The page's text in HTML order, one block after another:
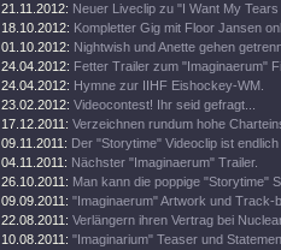
21.11.2012: Neuer Liveclip zu "I Want My
18.10.2012: Kompletter Gig mit Floor Jansen
01.10.2012: Nightwish und Anette gehen
24.04.2012: Fetter Trailer zum "Imaginaerum"
24.04.2012: Hymne zur IIHF Eishockey-WM.
23.02.2012: Videocontest! Ihr seid gefragt...
17.12.2011: Verzeichnen rundum hohe
09.11.2011: Der "Storytime" Videoclip ist endlich
04.11.2011: Nächster "Imaginaerum" Trailer.
26.10.2011: Man kann die poppige "Storytime"
09.09.2011: "Imaginaerum" Artwork und Track-
22.08.2011: Verlängern ihren Vertrag bei
10.08.2011: "Imaginarium" Teaser und